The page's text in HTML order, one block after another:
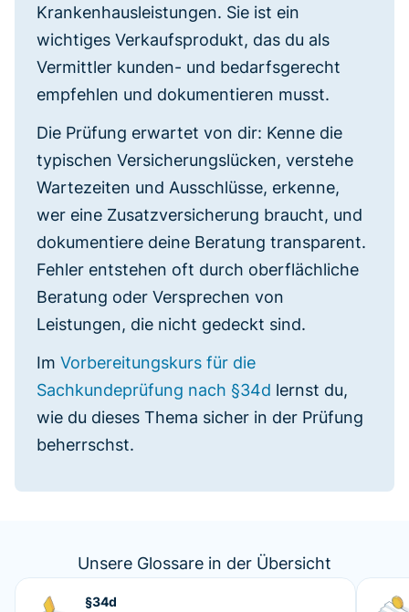
Krankenhausleistungen. Sie ist ein
wichtiges Verkaufsprodukt, das du als
Vermittler kunden- und bedarfsgerecht
empfehlen und dokumentieren musst.
Die Prüfung erwartet von dir: Kenne die
typischen Versicherungslücken, verstehe
Wartezeiten und Ausschlüsse, erkenne,
wer eine Zusatzversicherung braucht, und
dokumentiere deine Beratung transparent.
Fehler entstehen oft durch oberflächliche
Beratung oder Versprechen von
Leistungen, die nicht gedeckt sind.
Im Vorbereitungskurs für die
Sachkundeprüfung nach §34d lernst du,
wie du dieses Thema sicher in der Prüfung
beherrschst.
Unsere Glossare in der Übersicht
§34d